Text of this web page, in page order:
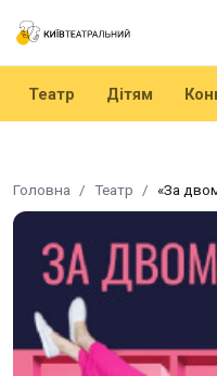
Театр Дітям
Головна Театр «За